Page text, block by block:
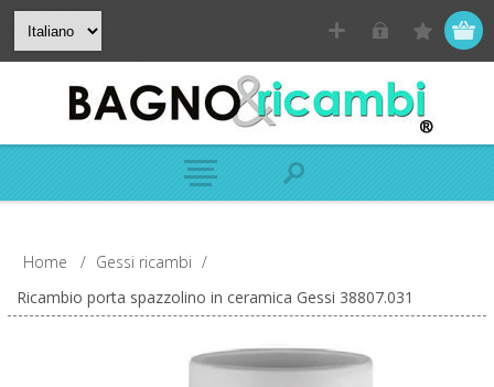
Home / Gessi ricambi /
Ricambio porta spazzolino in ceramica Gessi 38807.031